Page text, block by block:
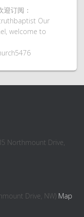
订阅：
Our
welcome to
Northmount Drive,
Drive, NW) Map